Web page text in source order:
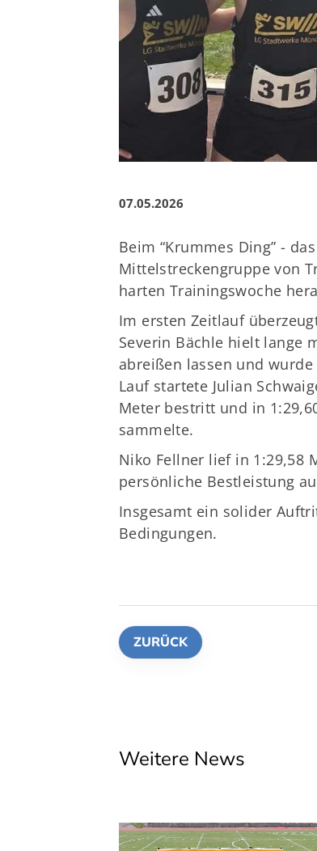
07.05.2026
Beim “Krummes Ding” -
Mittelstreckengruppe von
harten Trainingswoche
Im ersten Zeitlauf
Severin Bächle hielt lange
abreißen lassen und
Lauf startete Julian
Meter bestritt und in
sammelte.
Niko Fellner lief in 1:29,58
persönliche Bestleistung
Insgesamt ein solider
Bedingungen.
ZURÜCK
Weitere News